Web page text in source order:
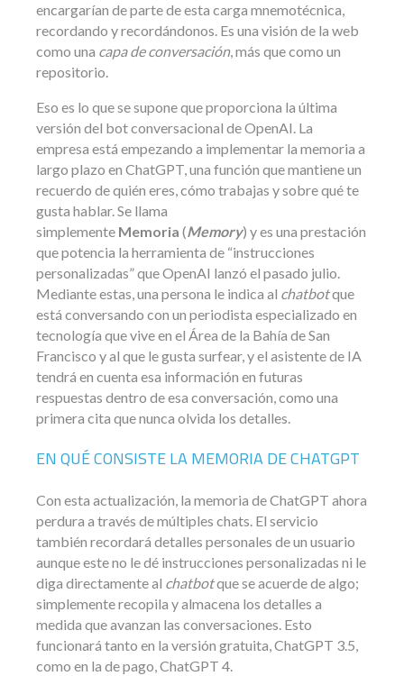
encargarían de parte de esta carga mnemotécnica,
recordando y recordándonos. Es una visión de la web
como una capa de conversación, más que como un
repositorio.
Eso es lo que se supone que proporciona la última
versión del bot conversacional de OpenAI. La
empresa está empezando a implementar la memoria a
largo plazo en ChatGPT, una función que mantiene un
recuerdo de quién eres, cómo trabajas y sobre qué te
gusta hablar. Se llama
simplemente Memoria (Memory) y es una prestación
que potencia la herramienta de “instrucciones
personalizadas” que OpenAI lanzó el pasado julio.
Mediante estas, una persona le indica al chatbotque
está conversando con un periodista especializado en
tecnología que vive en el Área de la Bahía de San
Francisco y al que le gusta surfear, y el asistente de IA
tendrá en cuenta esa información en futuras
respuestas dentro de esa conversación, como una
primera cita que nunca olvida los detalles.
EN QUÉ CONSISTE LA MEMORIA DE CHATGPT
Con esta actualización, la memoria de ChatGPT ahora
perdura a través de múltiples chats. El servicio
también recordará detalles personales de un usuario
aunque este no le dé instrucciones personalizadas ni le
diga directamente al chatbotque se acuerde de algo;
simplemente recopila y almacena los detalles a
medida que avanzan las conversaciones. Esto
funcionará tanto en la versión gratuita, ChatGPT 3.5,
como en la de pago, ChatGPT 4.